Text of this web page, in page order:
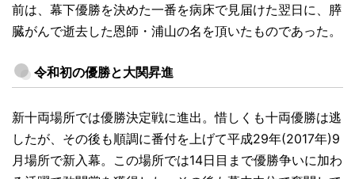
前は、幕下優勝を決めた一番を病床で見届けた翌日に、膵
臓がんで逝去した恩師・浦山の名を頂いたものであった。
令和初の優勝と大関昇進
新十両場所では優勝決定戦に進出。惜しくも十両優勝は逃
したが、その後も順調に番付を上げて平成29年(2017年)9
月場所で新入幕。この場所では14日目まで優勝争いに加わ